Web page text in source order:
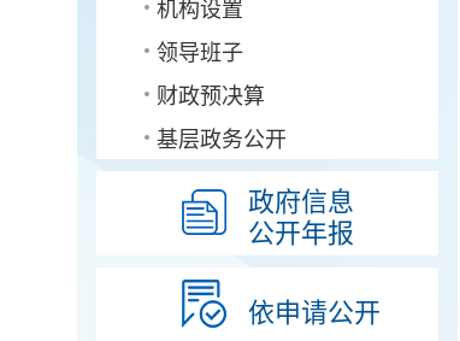
机构设置
领导班子
财政预决算
基层政务公开
政府信息
公开年报
依申请公开